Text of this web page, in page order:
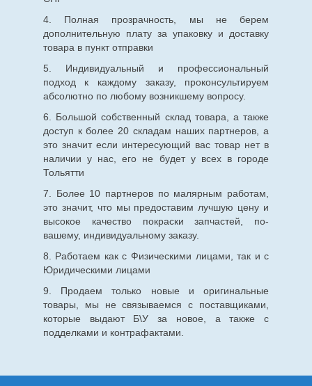
4. Полная прозрачность, мы не берем
дополнительную плату за упаковку и доставку
товара в пункт отправки
5. Индивидуальный и профессиональный
подход к каждому заказу, проконсультируем
абсолютно по любому возникшему вопросу.
6. Большой собственный склад товара, а также
доступ к более 20 складам наших партнеров, а
это значит если интересующий вас товар нет в
наличии у нас, его не будет у всех в городе
Тольятти
7. Более 10 партнеров по малярным работам,
это значит, что мы предоставим лучшую цену и
высокое качество покраски запчастей, по-
вашему, индивидуальному заказу.
8. Работаем как с Физическими лицами, так и с
Юридическими лицами
9. Продаем только новые и оригинальные
товары, мы не связываемся с поставщиками,
которые выдают Б\У за новое, а также с
подделками и контрафактами.